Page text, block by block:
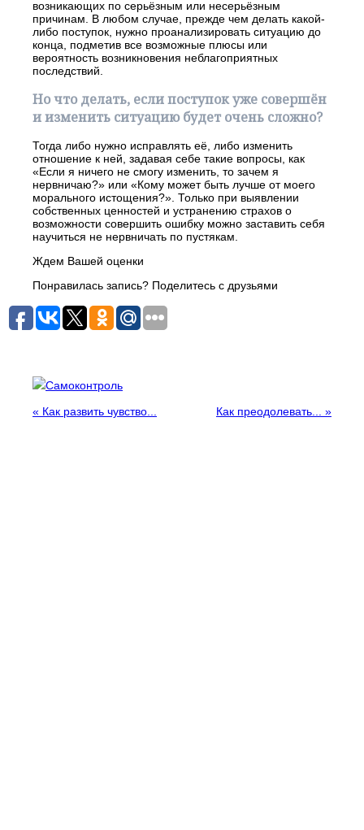
возникающих по серьёзным или несерьёзным
причинам. В любом случае, прежде чем делать какой-
либо поступок, нужно проанализировать ситуацию до
конца, подметив все возможные плюсы или
вероятность возникновения неблагоприятных
последствий.
Но что делать, если поступок уже совершён
и изменить ситуацию будет очень сложно?
Тогда либо нужно исправлять её, либо изменить
отношение к ней, задавая себе такие вопросы, как
«Если я ничего не смогу изменить, то зачем я
нервничаю?» или «Кому может быть лучше от моего
морального истощения?». Только при выявлении
собственных ценностей и устранению страхов о
возможности совершить ошибку можно заставить себя
научиться не нервничать по пустякам.
Ждем Вашей оценки
Понравилась запись? Поделитесь с друзьями
Самоконтроль
« Как развить чувство... Как преодолевать... »